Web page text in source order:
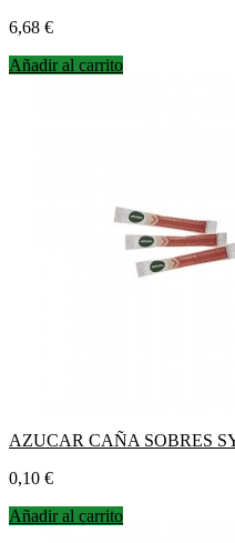
Precio
6,68 €
Añadir al carrito
AZUCAR CAÑA SOBRES
Precio
0,10 €
Añadir al carrito